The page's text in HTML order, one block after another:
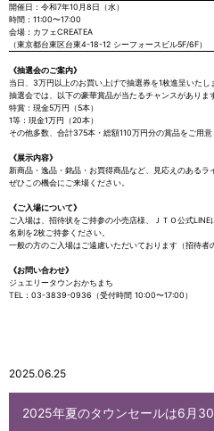
開催日：令和7年10月8日（水）
時間：11:00〜17:00
会場：カフェCREATEA
（東京都台東区台東4-18-12 シーフォースビル5F/6F）
《抽選会のご案内》
当日、3万円以上のお買い上げで抽選券を1枚進呈いたし
抽選会では、以下の豪華賞品が当たるチャンスがありま
特賞：現金5万円（5本）
1等：現金1万円（20本）
その他多数、合計375本・総額110万円分の賞品をご用意
《展示内容》
新商品・逸品・銘品・お買得商品など、見応えのあるラ
ぜひこの機会にご来場ください。
《ご入場について》
ご入場は、招待状をご持参の小売店様、ＪＴＯ公式
名刺を2枚ご持参ください。
一般の方のご入場はご遠慮いただいております（招待者
《お問い合わせ》
ジュエリータウンおかちまち
TEL：03-3839-0936（受付時間 10:00〜17:00）
2025.06.25
2025年夏のタウンセールは6月